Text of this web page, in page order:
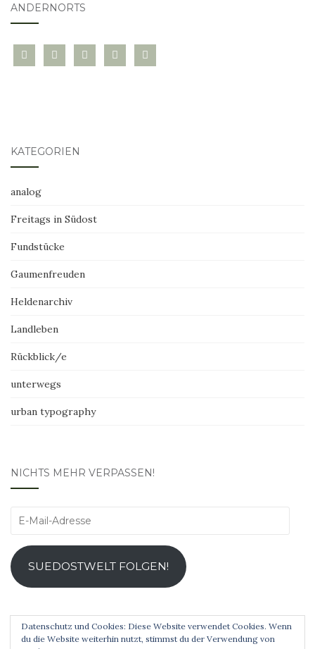
ANDERNORTS
bloglovininstagramtwitter pinterest
mail
KATEGORIEN
analog
Freitags in Südost
Fundstücke
Gaumenfreuden
Heldenarchiv
Landleben
Rückblick/e
unterwegs
urban typography
NICHTS MEHR VERPASSEN!
E-
Adresse
SUEDOSTWELT FOLGEN!
Datenschutz und Cookies: Diese Website verwendet Cookies. Wenn
du die Website weiterhin nutzt, stimmst du der Verwendung von